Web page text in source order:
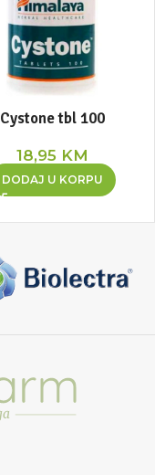
Cystone tbl 100
18,95 KM
DODAJ U KORPU